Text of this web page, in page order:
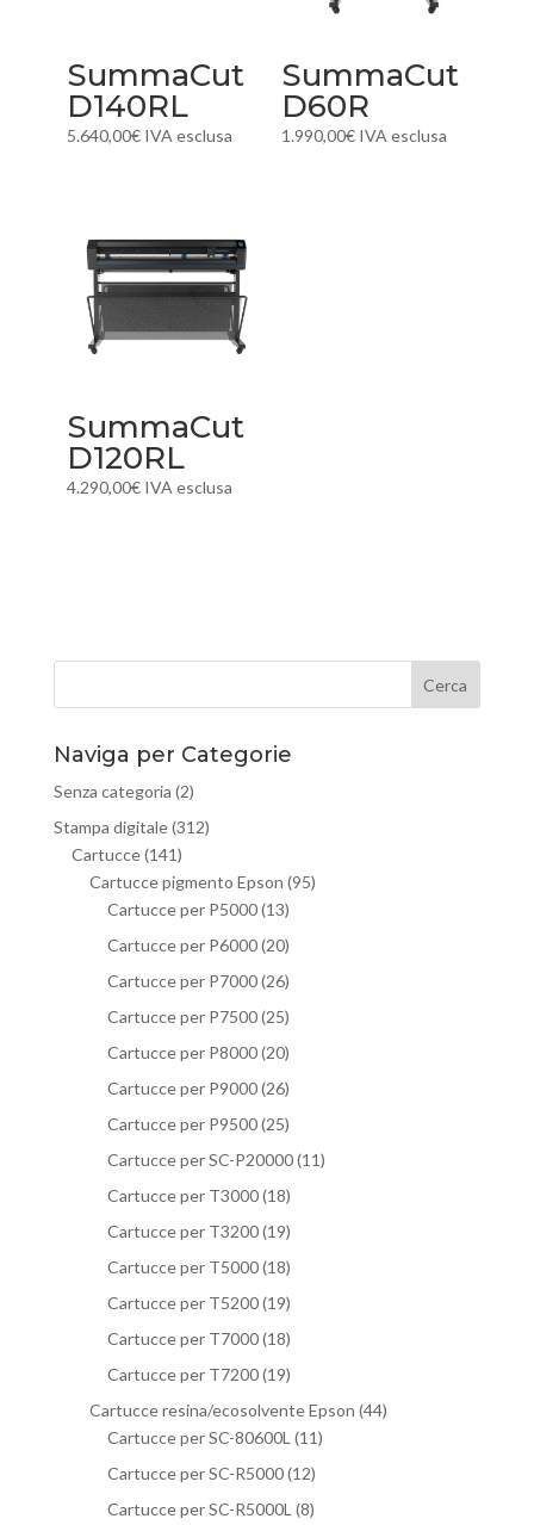
SummaCut
D140RL
5.640,00€ IVA esclusa
SummaCut
D60R
1.990,00€ IVA esclusa
SummaCut
D120RL
4.290,00€ IVA esclusa
Naviga per Categorie
Senza categoria (2)
Stampa digitale(312)
Cartucce(141)
Cartucce pigmento Epson (95)
Cartucce per P5000(13)
Cartucce per P6000(20)
Cartucce per P7000(26)
Cartucce per P7500(25)
Cartucce per P8000(20)
Cartucce per P9000(26)
Cartucce per P9500(25)
Cartucce per SC-P20000(11)
Cartucce per T3000(18)
Cartucce per T3200(19)
Cartucce per T5000(18)
Cartucce per T5200(19)
Cartucce per T7000(18)
Cartucce per T7200(19)
Cartucce resina/ecosolvente Epson (44)
Cartucce per SC-80600L (11)
Cartucce per SC-R5000(12)
Cartucce per SC-R5000L (8)